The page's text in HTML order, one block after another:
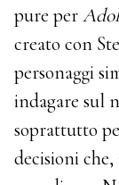
pure per
creato con
personaggi
indagare sul
soprattutto
decisioni